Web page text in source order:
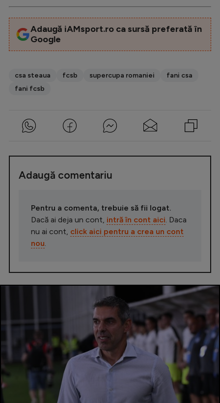
Adaugă iAMsport.ro ca sursă preferată în
Google
csa steaua fcsb supercupa romaniei
fani csa
fani fcsb
Adaugă comentariu
Pentru a comenta, trebuie să fii logat.
Dacă ai deja un cont, intră în cont aici . Daca
nu ai cont, click aici pentru a crea un cont
nou